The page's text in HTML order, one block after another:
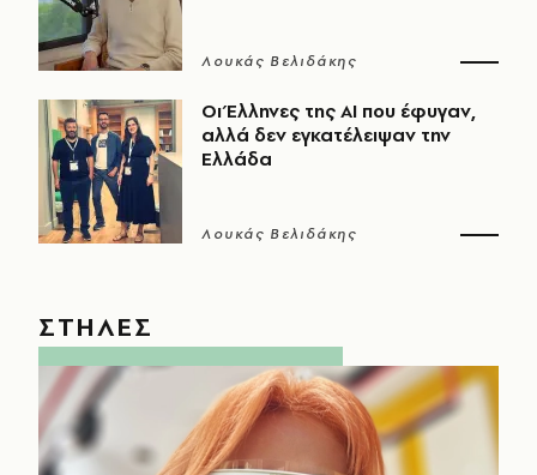
Λουκάς Βελιδάκης
Οι Έλληνες της ΑΙ που έφυγαν,
αλλά δεν εγκατέλειψαν την
Ελλάδα
Λουκάς Βελιδάκης
ΣΤΗΛΕΣ